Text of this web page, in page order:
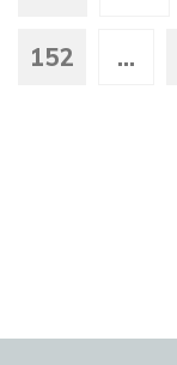
152 ...